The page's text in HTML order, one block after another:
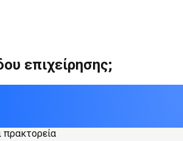
επιχείρησης;
πρακτορεία